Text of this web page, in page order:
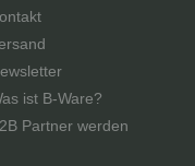
ist B-Ware?
Partner werden